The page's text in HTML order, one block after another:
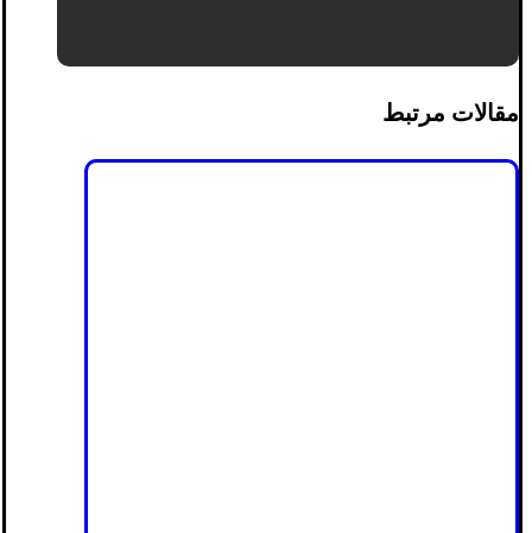
مقالات مرتبط